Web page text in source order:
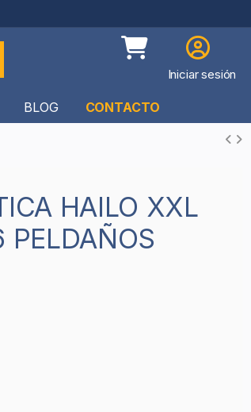
Iniciar sesión
BLOG CONTACTO
PELDAÑOS